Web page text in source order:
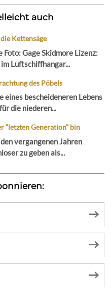
auch
Kettensäge
Gage Skidmore Lizenz:
Luftschiffhangar...
des Pöbels
eines bescheideneren Lebens
die niederen...
“letzten Generation” bin
vergangenen Jahren
zu geben als...